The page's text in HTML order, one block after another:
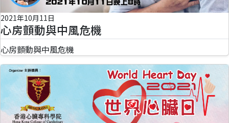
2021年10月11日
心房顫動與中風危機
心房顫動與中風危機